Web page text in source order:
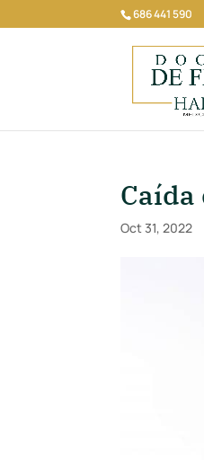
686 441 590
Oct 31, 2022